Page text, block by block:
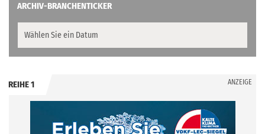
ARCHIV-BRANCHENTICKER
REIHE 1 ANZEIGE